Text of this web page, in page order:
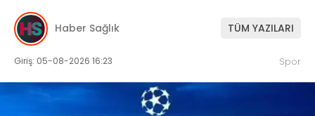
Haber Sağlık TÜM YAZILARI
Giriş: 05-08-2026 16:23 Spor